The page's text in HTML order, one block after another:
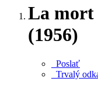
La mort
(1956)
Poslať
Trvalý